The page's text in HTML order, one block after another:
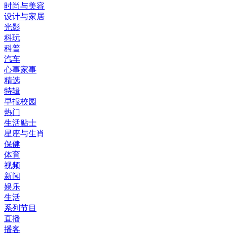
时尚与美容
设计与家居
光影
科玩
科普
汽车
心事家事
精选
特辑
早报校园
热门
生活贴士
星座与生肖
保健
体育
视频
新闻
娱乐
生活
系列节目
直播
播客